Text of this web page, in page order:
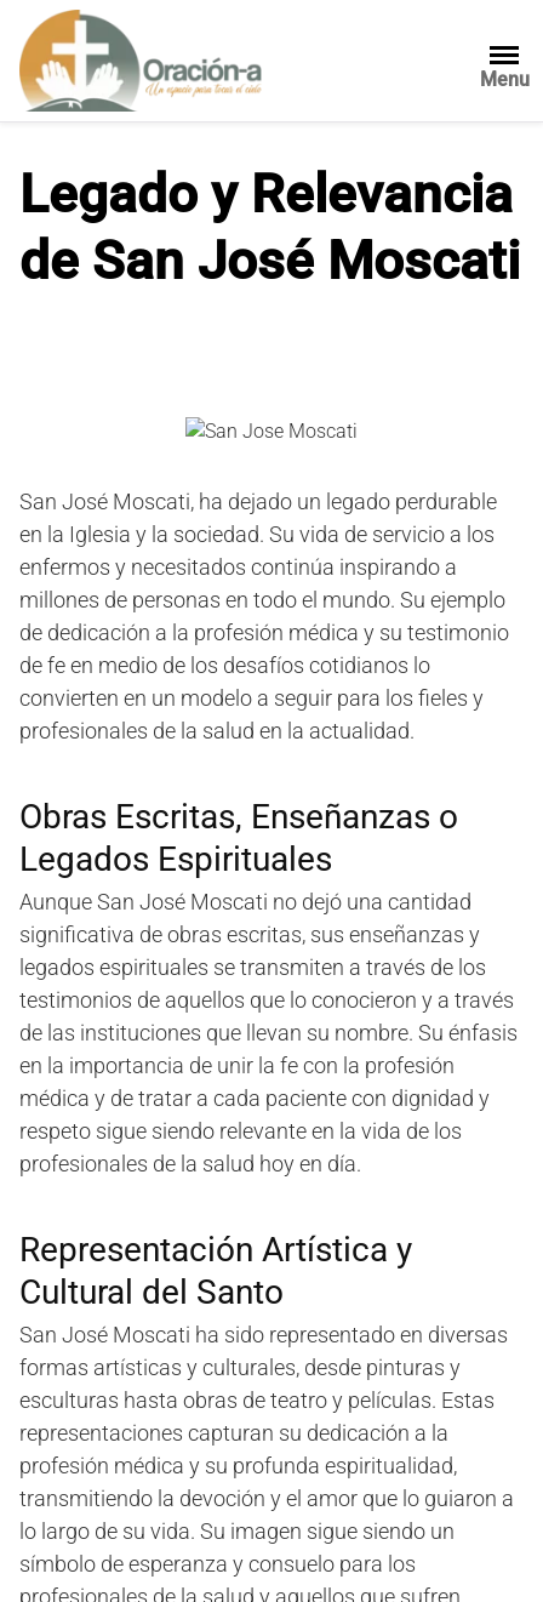
a
Menu
Legado y Relevancia
de San José Moscati
San José Moscati, ha dejado un legado perdurable
en la Iglesia y la sociedad. Su vida de servicio a los
enfermos y necesitados continúa inspirando a
millones de personas en todo el mundo. Su ejemplo
de dedicación a la profesión médica y su testimonio
de fe en medio de los desafíos cotidianos lo
convierten en un modelo a seguir para los fieles y
profesionales de la salud en la actualidad.
Obras Escritas, Enseñanzas o
Legados Espirituales
Aunque San José Moscati no dejó una cantidad
significativa de obras escritas, sus enseñanzas y
legados espirituales se transmiten a través de los
testimonios de aquellos que lo conocieron y a través
de las instituciones que llevan su nombre. Su énfasis
en la importancia de unir la fe con la profesión
médica y de tratar a cada paciente con dignidad y
respeto sigue siendo relevante en la vida de los
profesionales de la salud hoy en día.
Representación Artística y
Cultural del Santo
San José Moscati ha sido representado en diversas
formas artísticas y culturales, desde pinturas y
esculturas hasta obras de teatro y películas. Estas
representaciones capturan su dedicación a la
profesión médica y su profunda espiritualidad,
transmitiendo la devoción y el amor que lo guiaron a
lo largo de su vida. Su imagen sigue siendo un
símbolo de esperanza y consuelo para los
profesionales de la salud y aquellos que sufren